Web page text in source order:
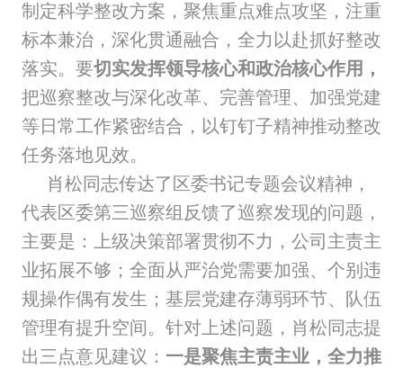
制定科学整改方案，聚焦重点难点攻坚，注重
标本兼治，深化贯通融合，全力以赴抓好整改
落实。要切实发挥领导核心和政治核心作用，
把巡察整改与深化改革、完善管理、加强党建
等日常工作紧密结合，以钉钉子精神推动整改
任务落地见效。
肖松同志传达了区委书记专题会议精神，
代表区委第三巡察组反馈了巡察发现的问题，
主要是：上级决策部署贯彻不力，公司主责主
业拓展不够；全面从严治党需要加强、个别违
规操作偶有发生；基层党建存薄弱环节、队伍
管理有提升空间。针对上述问题，肖松同志提
出三点意见建议： 一是聚焦主责主业，全力推